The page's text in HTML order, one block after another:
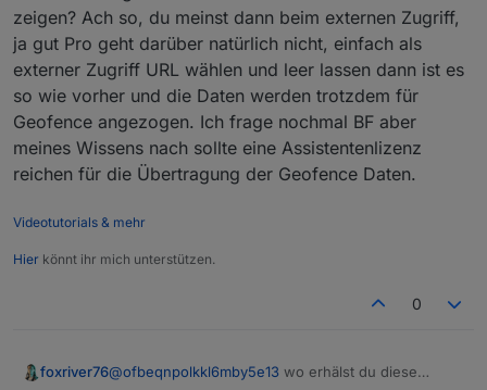
Samsung A34 Android 14
Ich denke es hat was mit dem Lokalen Netzwerk zu
erhalte die Fehlermeldung "Ungültige
Lizenz" usw.
zeigen? Ach so, du meinst dann beim externen Zugriff,
ja gut Pro geht darüber natürlich nicht, einfach als
externer Zugriff URL wählen und leer lassen dann ist es
so wie vorher und die Daten werden trotzdem für
Geofence angezogen. Ich frage nochmal BF aber
meines Wissens nach sollte eine Assistentenlizenz
reichen für die Übertragung der Geofence Daten.
Videotutorials & mehr
Hier könnt ihr mich unterstützen.
0
foxriver76@ofbeqnpolkkl6mby5e13 wo erhälst du diese